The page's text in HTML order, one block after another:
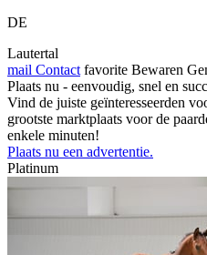
DE
Lautertal
mail Contact favorite Bewaren
Plaats nu - eenvoudig, snel en
Vind de juiste geïnteresseerden
grootste marktplaats voor de
enkele minuten!
Plaats nu een advertentie.
Platinum